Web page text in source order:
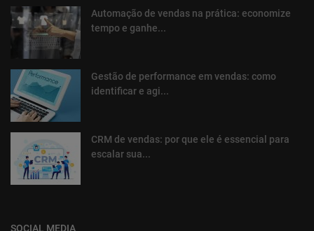
Automação de vendas na prática: economize
tempo e ganhe...
Gestão de performance em vendas: como
identificar e agi...
CRM de vendas: por que ele é essencial para
escalar sua...
SOCIAL MEDIA